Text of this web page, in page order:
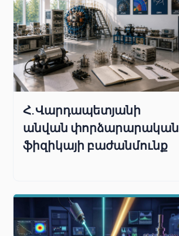
Հ.Վարդապետյանի
անվան փորձարարական
ֆիզիկայի բաժանմունք